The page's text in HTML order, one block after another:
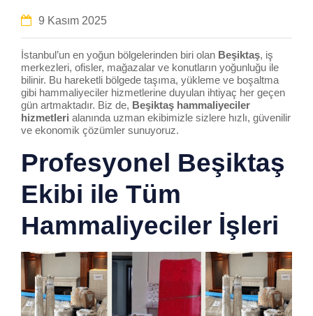
9 Kasım 2025
İstanbul’un en yoğun bölgelerinden biri olan Beşiktaş, iş
merkezleri, ofisler, mağazalar ve konutların yoğunluğu ile
bilinir. Bu hareketli bölgede taşıma, yükleme ve boşaltma
gibi hammaliyeciler hizmetlerine duyulan ihtiyaç her geçen
gün artmaktadır. Biz de, Beşiktaş hammaliyeciler
hizmetleri alanında uzman ekibimizle sizlere hızlı, güvenilir
ve ekonomik çözümler sunuyoruz.
Profesyonel Beşiktaş
Ekibi ile Tüm
Hammaliyeciler İşleri